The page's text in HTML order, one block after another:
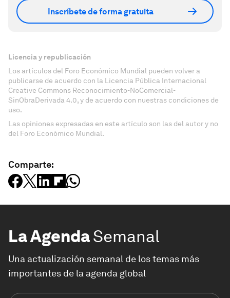
Inscríbete de forma gratuita
Licencia y republicación
Los artículos del Foro Económico Mundial pueden volver a
publicarse de acuerdo con la Licencia Pública Internacional
Creative Commons Reconocimiento-NoComercial-
SinObraDerivada 4.0, y de acuerdo con nuestras condiciones de
uso.
Las opiniones expresadas en este artículo son las del autor y no
del Foro Económico Mundial.
Comparte:
La AgendaSemanal
Una actualización semanal de los temas más
importantes de la agenda global